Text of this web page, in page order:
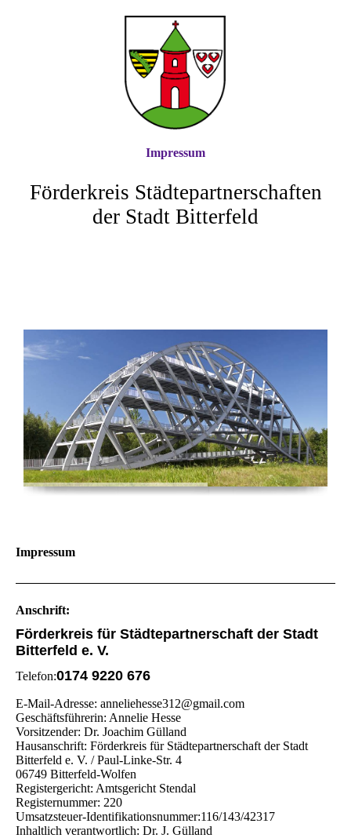
Förderkreis Städtepartnerschaften
der Stadt Bitterfeld
Impressum
Impressum
Anschrift:
Förderkreis für Städtepartnerschaft der Stadt
Bitterfeld e. V.
Telefon:0174 9220 676
E-Mail-Adresse: anneliehesse312@gmail.com
Geschäftsführerin: Annelie Hesse
Vorsitzender: Dr. Joachim Gülland
Hausanschrift: Förderkreis für Städtepartnerschaft der Stadt
Bitterfeld e. V. / Paul-Linke-Str. 4
06749 Bitterfeld-Wolfen
Registergericht: Amtsgericht Stendal
Registernummer: 220
Umsatzsteuer-Identifikationsnummer:116/143/42317
Inhaltlich verantwortlich: Dr. J. Gülland